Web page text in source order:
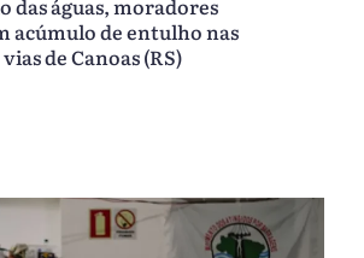
das águas, moradores
acúmulo de entulho nas
de Canoas (RS)